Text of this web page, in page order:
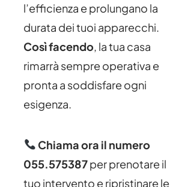
l’efficienza e prolungano la
durata dei tuoi apparecchi.
Così facendo , la tua casa
rimarrà sempre operativa e
pronta a soddisfare ogni
esigenza.
Chiama ora il numero
055.575387per prenotare il
tuo intervento e ripristinare le